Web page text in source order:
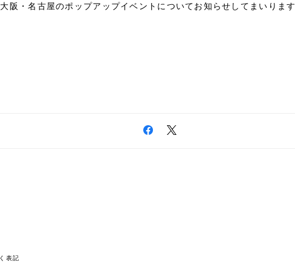
阪・名古屋のポップアップイベントについてお知らせしてまいりま
表記